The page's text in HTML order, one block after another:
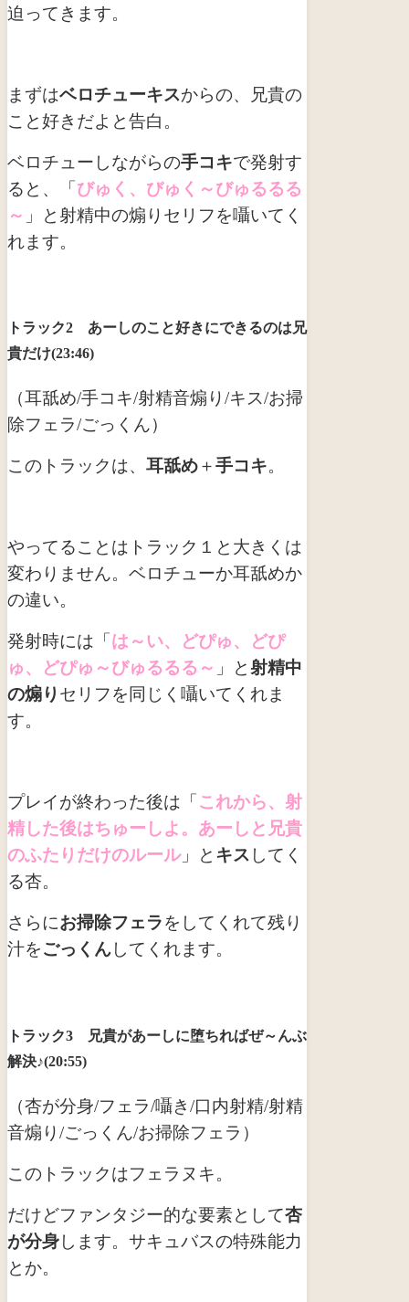
迫ってきます。
まずはベロチューキスからの、兄貴の
こと好きだよと告白。
ベロチューしながらの手コキで発射す
ると、「びゅく、びゅく～びゅるるる
～ 」と射精中の煽りセリフを囁いてく
れます。
トラック2 あーしのこと好きにできるのは兄
貴だけ(23:46)
（耳舐め/手コキ/射精音煽り/キス/お掃
除フェラ/ごっくん）
このトラックは、 耳舐め＋手コキ。
やってることはトラック１と大きくは
変わりません。ベロチューか耳舐めか
の違い。
発射時には「 は～い、どぴゅ、どぴ
ゅ、どぴゅ～びゅるるる～ 」と射精中
の煽り セリフを同じく囁いてくれま
す。
プレイが終わった後は「 これから、射
精した後はちゅーしよ。あーしと兄貴
のふたりだけのルール」と キス してく
る杏。
さらにお掃除フェラをしてくれて残り
汁をごっくんしてくれます。
トラック3 兄貴があーしに堕ちればぜ～んぶ
解決♪(20:55)
（杏が分身/フェラ/囁き/口内射精/射精
音煽り/ごっくん/お掃除フェラ）
このトラックはフェラヌキ。
だけどファンタジー的な要素として杏
が分身します。サキュバスの特殊能力
とか。